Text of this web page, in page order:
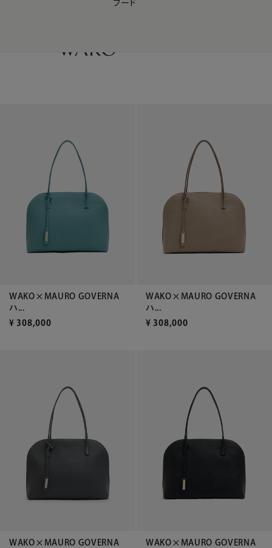
【会員様限定】夏のプレゼントキャンペーン開催中
フード
WAKO×MAURO GOVERNA
ハ...
¥ 308,000
WAKO×MAURO GOVERNA
ハ...
¥ 308,000
WAKO×MAURO GOVERNA
WAKO×MAURO GOVERNA